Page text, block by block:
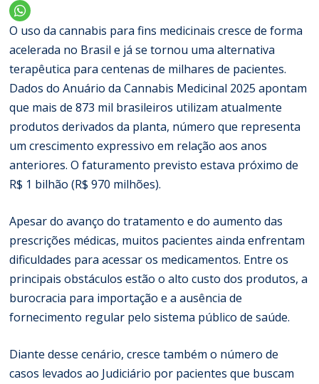
O uso da cannabis para fins medicinais cresce de forma
acelerada no Brasil e já se tornou uma alternativa
terapêutica para centenas de milhares de pacientes.
Dados do Anuário da Cannabis Medicinal 2025 apontam
que mais de 873 mil brasileiros utilizam atualmente
produtos derivados da planta, número que representa
um crescimento expressivo em relação aos anos
anteriores. O faturamento previsto estava próximo de
R$ 1 bilhão (R$ 970 milhões).
Apesar do avanço do tratamento e do aumento das
prescrições médicas, muitos pacientes ainda enfrentam
dificuldades para acessar os medicamentos. Entre os
principais obstáculos estão o alto custo dos produtos, a
burocracia para importação e a ausência de
fornecimento regular pelo sistema público de saúde.
Diante desse cenário, cresce também o número de
casos levados ao Judiciário por pacientes que buscam